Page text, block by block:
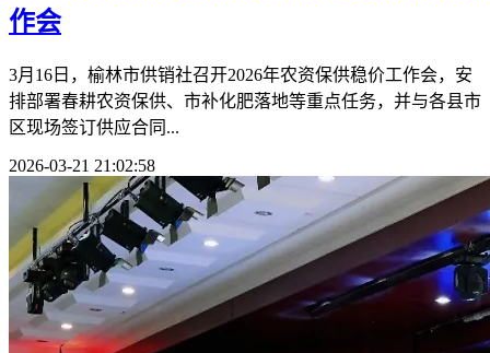
作会
3月16日，榆林市供销社召开2026年农资保供稳价工作会，安
排部署春耕农资保供、市补化肥落地等重点任务，并与各县市
区现场签订供应合同...
2026-03-21 21:02:58